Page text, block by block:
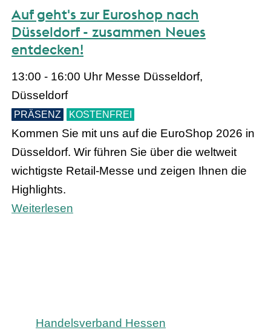
Auf geht's zur Euroshop nach
Düsseldorf - zusammen Neues
entdecken!
13:00 - 16:00 Uhr Messe Düsseldorf,
Düsseldorf
PRÄSENZ KOSTENFREI
Kommen Sie mit uns auf die EuroShop 2026 in
Düsseldorf. Wir führen Sie über die weltweit
wichtigste Retail-Messe und zeigen Ihnen die
Highlights.
Weiterlesen
Handelsverband Hessen